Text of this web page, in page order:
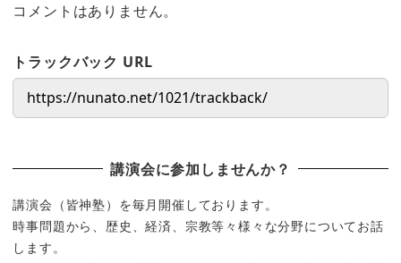
コメントはありません。
トラックバック URL
講演会に参加しませんか？
講演会（皆神塾）を毎月開催しております。
時事問題から、歴史、経済、宗教等々様々な分野についてお話
します。